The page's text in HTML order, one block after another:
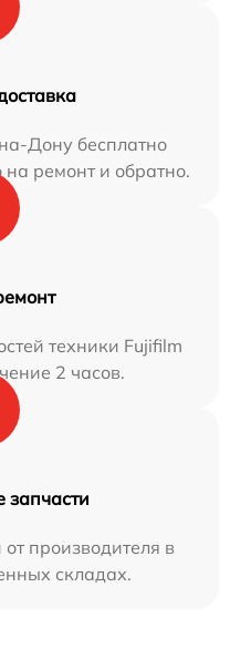
Дону бесплатно
на ремонт и обратно.
техники Fujifilm
2 часов.
запчасти
производителя в
складах.